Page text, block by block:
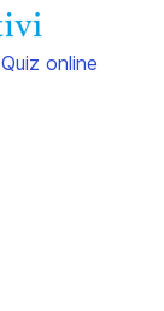
Quiz online